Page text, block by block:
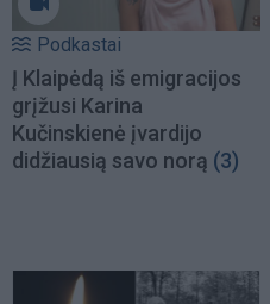
Podkastai
Į Klaipėdą iš emigracijos
grįžusi Karina
Kučinskienė įvardijo
didžiausią savo norą (3)